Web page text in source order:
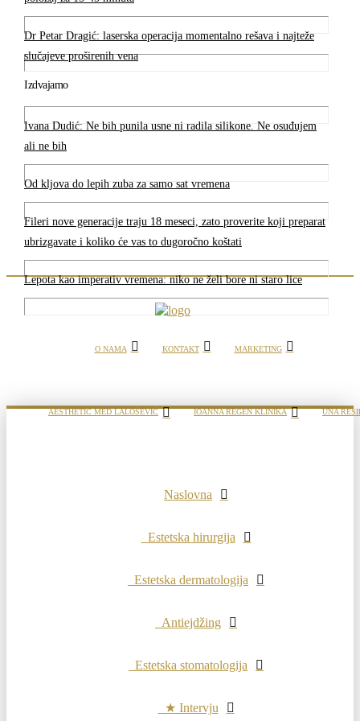
Dr Petar Dragić: laserska operacija momentalno rešava i najteže
slučajeve proširenih vena
Izdvajamo
Ivana Dudić: Ne bih punila usne ni radila silikone. Ne osuđujem
ali ne bih
Od kljova do lepih zuba za samo sat vremena
Fileri nove generacije traju 18 meseci, zato proverite koji preparat
ubrizgavate i koliko će vas to dugoročno koštati
Lepota kao imperativ vremena: niko ne želi bore ni staro lice
O NAMA KONTAKT MARKETING
AESTHETIC MED LALOŠEVIĆ IOANNA REGEN KLINIKA UNA
Naslovna
Estetska hirurgija
Estetska dermatologija
Antiejdžing
Estetska stomatologija
★ Intervju